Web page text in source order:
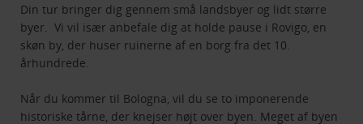
Din tur bringer dig gennem små landsbyer og lidt større
byer. Vi vil især anbefale dig at holde pause i Rovigo, en
skøn by, der huser ruinerne af en borg fra det 10.
århundrede.
Når du kommer til Bologna, vil du se to imponerende
historiske tårne, der knejser højt over byen. Meget af byen